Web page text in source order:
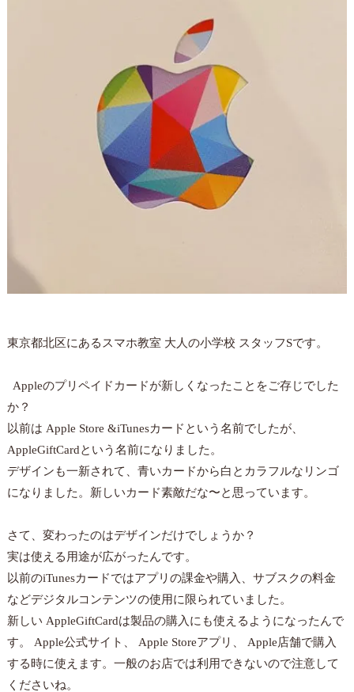
東京都北区にあるスマホ教室 大人の小学校 スタッフSです。
Appleのプリペイドカードが新しくなったことをご存じでした
か？
以前は Apple Store &iTunesカードという名前でしたが、
AppleGiftCardという名前になりました。
デザインも一新されて、青いカードから白とカラフルなリンゴ
になりました。新しいカード素敵だな〜と思っています。
さて、変わったのはデザインだけでしょうか？
実は使える用途が広がったんです。
以前のiTunesカードではアプリの課金や購入、サブスクの料金
などデジタルコンテンツの使用に限られていました。
新しい AppleGiftCardは製品の購入にも使えるようになったんで
す。 Apple公式サイト、 Apple Storeアプリ、 Apple店舗で購入
する時に使えます。一般のお店では利用できないので注意して
くださいね。